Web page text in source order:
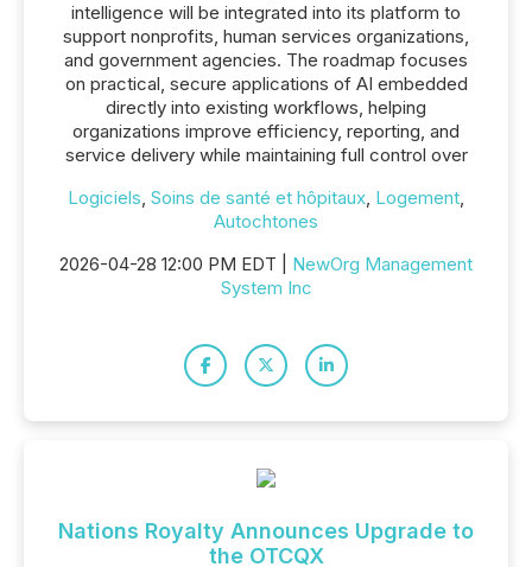
intelligence will be integrated into its platform to
support nonprofits, human services organizations,
and government agencies. The roadmap focuses
on practical, secure applications of AI embedded
directly into existing workflows, helping
organizations improve efficiency, reporting, and
service delivery while maintaining full control over
Logiciels, Soins de santé et hôpitaux, Logement,
Autochtones
2026-04-28 12:00 PM EDT | NewOrg Management
System Inc
Nations Royalty Announces Upgrade to
the OTCQX